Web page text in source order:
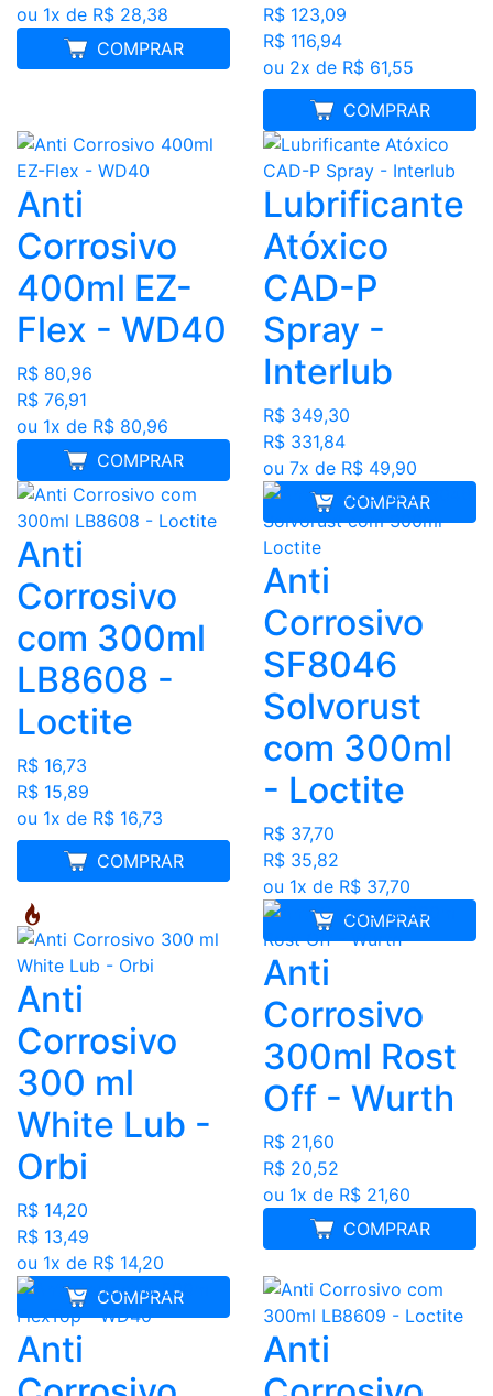
ou 1x de R$ 28,38
COMPRAR
R$ 123,09
R$ 116,94
ou 2x de R$ 61,55
COMPRAR
MELHOR PREÇO
Anti
Corrosivo
400ml EZ-
Flex - WD40
R$ 80,96
R$ 76,91
ou 1x de R$ 80,96
COMPRAR
Lubrificante
Atóxico
CAD-P
Spray -
Interlub
R$ 349,30
R$ 331,84
ou 7x de R$ 49,90
COMPRAR
Anti
Corrosivo
com 300ml
LB8608 -
Loctite
R$ 16,73
R$ 15,89
ou 1x de R$ 16,73
COMPRAR
MELHOR PREÇO
Anti
Corrosivo
SF8046
Solvorust
com 300ml
- Loctite
R$ 37,70
R$ 35,82
ou 1x de R$ 37,70
COMPRAR
Anti
Corrosivo
300 ml
White Lub -
Orbi
R$ 14,20
R$ 13,49
ou 1x de R$ 14,20
COMPRAR
Anti
Corrosivo
300ml Rost
Off - Wurth
R$ 21,60
R$ 20,52
ou 1x de R$ 21,60
COMPRAR
Anti
Anti